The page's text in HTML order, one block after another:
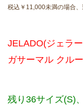
税込￥11,000未満の場合、
JELADO(ジェラ
ガサーマル クル
残り36サイズ(S)、